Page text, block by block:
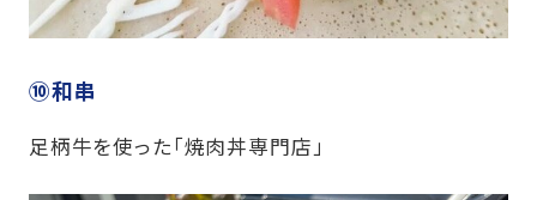
⑩和串
足柄牛を使った「焼肉丼専門店」